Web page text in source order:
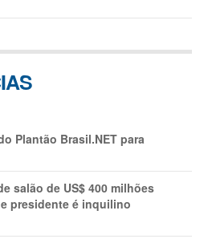
Plantão Brasil.NET para
salão de US$ 400 milhões
presidente é inquilino